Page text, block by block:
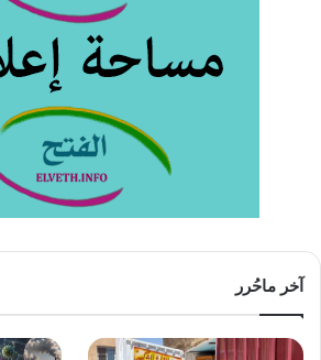
آخر ماحُرر